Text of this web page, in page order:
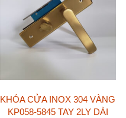
KHÓA CỬA INOX 304 VÀNG
KP058-5845 TAY 2LY DÀI